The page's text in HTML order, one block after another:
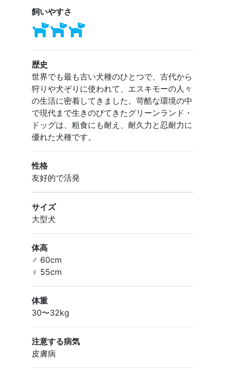
飼いやすさ
歴史
世界でも最も古い犬種のひとつで、古代から
狩りや犬ぞりに使われて、エスキモーの人々
の生活に密着してきました。苛酷な環境の中
で現代まで生きのびてきたグリーンランド・
ドッグは、粗食にも耐え、耐久力と忍耐力に
優れた犬種です。
性格
友好的で活発
サイズ
大型犬
体高
♂ 60cm
♀ 55cm
体重
30〜32kg
注意する病気
皮膚病